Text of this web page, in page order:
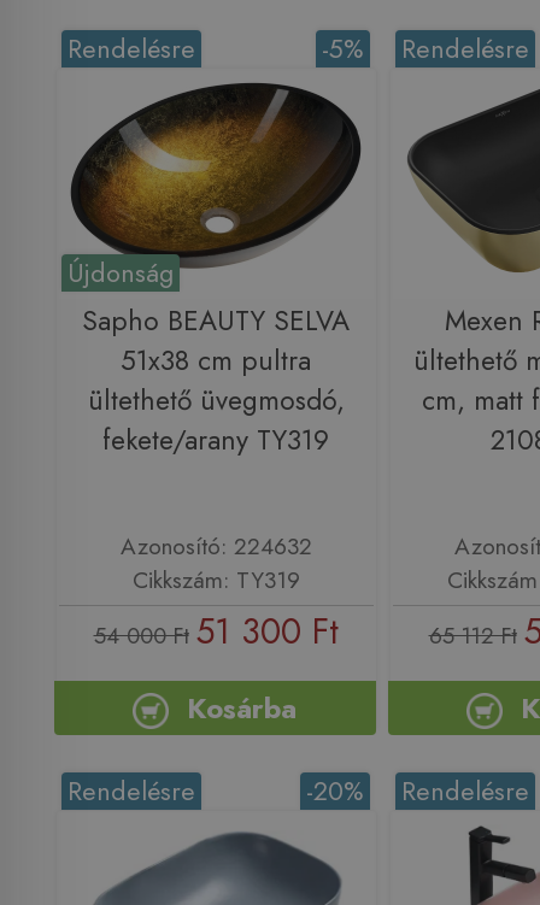
Újdonság
-5%
Rendelésre
Sapho BEAUTY SELVA
51x38 cm pultra
ültethető üvegmosdó,
fekete/arany TY319
Azonosító: 224632
Cikkszám: TY319
54 000 Ft 51 300 Ft
Kosárba
Rendelésre
Mexen
ültethető
cm, matt
65 112 Ft
-20%
Rendelésre Rendelésre